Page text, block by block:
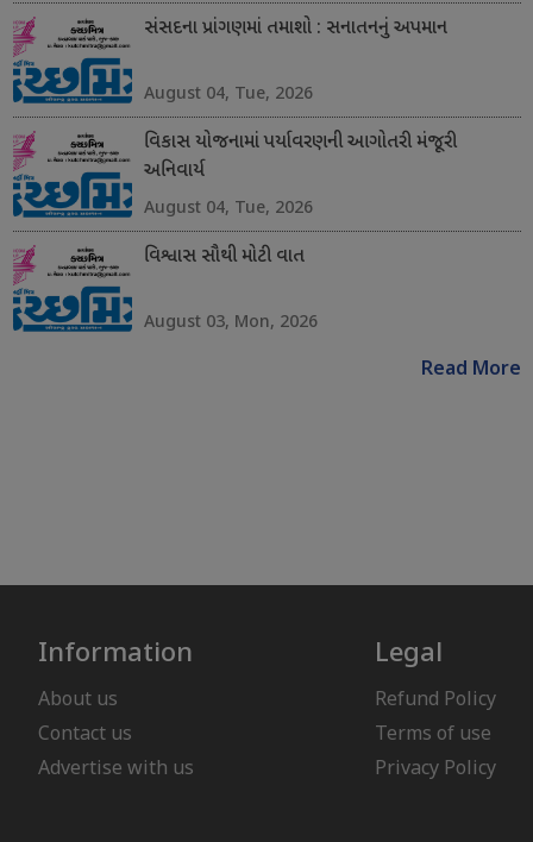
સંસદના પ્રાંગણમાં તમાશો : સનાતનનું અપમાન
August 04, Tue, 2026
વિકાસ યોજનામાં પર્યાવરણની આગોતરી મંજૂરી
અનિવાર્ય
August 04, Tue, 2026
વિશ્વાસ સૌથી મોટી વાત
August 03, Mon, 2026
Read More
Information
About us
Contact us
Advertise with us
Legal
Refund Policy
Terms of use
Privacy Policy